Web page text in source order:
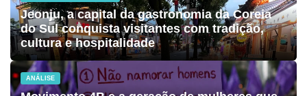
Jeonju, a capital da gastronomia da Coreia
do Sul conquista visitantes com tradição,
cultura e hospitalidade
ANÁLISE